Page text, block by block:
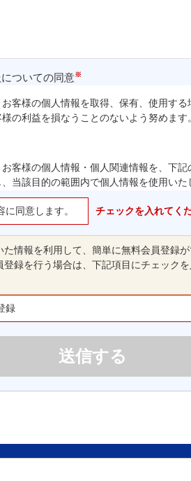
ついての同意※
お客様の個人情報を取得、保有、使用する
の利益を損なうことのないよう努めます
お客様の個人情報・個人関連情報を、下記
当該目的の範囲内で個人情報を使用いた
様の会員登録、ご注文・支払いの処理、商
履歴管理、当社ウェブサイト・本サービス
様に対する、郵送、ファクシミリまたは
社ウェブサイトの改善や向上のため
ーケティングのためのデータの収集、当該
グループとしての経営管理業務の遂
的の範囲内で、グループ会社間で、個人
に同意します。 チェックを入れてく
た情報を利用して、簡単に無料会員登録が
登録を行う場合は、下記項目にチェック
録